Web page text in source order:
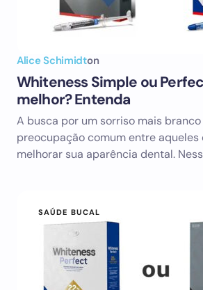
Alice Schimidton
Whiteness Simple ou
melhor? Entenda
A busca por um sorriso mais
preocupação comum entre aqueles
melhorar sua aparência dental.
SAÚDE BUCAL